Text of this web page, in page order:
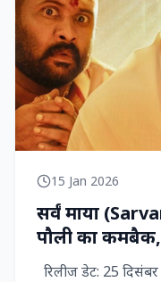
15 Jan 2026
सर्वं माया
पौली का
कॉमेडी जो दिल
रिलीज डेट: 25